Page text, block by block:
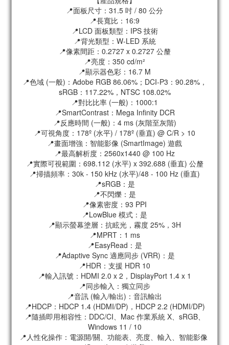
📍面板尺寸：31.5 吋 / 80 公分
📍長寬比：16:9
📍LCD 面板類型：IPS 技術
📍背光類型：W-LED 系統
📍像素間距：0.2727 x 0.2727 公釐
📍亮度：350 cd/m²
📍顯示器色彩：16.7 M
📍色域 (一般)：Adobe RGB 86.06%；DCI-P3：90.28%，
sRGB：117.22%，NTSC 108.02%
📍對比比率 (一般)：1000:1
📍SmartContrast：Mega Infinity DCR
📍反應時間 (一般)：4 ms (灰階至灰階)
📍可視角度：178º (水平) / 178º (垂直) @ C/R > 10
📍畫面增強：智能影像 (SmartImage) 遊戲
📍最高解析度：2560x1440 @ 100 Hz
📍實際可視範圍：698.112 (水平) x 392.688 (垂直) 公釐
📍掃描頻率：30k - 150 kHz (水平)/48 - 100 Hz (垂直)
📍sRGB：是
📍不閃爍：是
📍像素密度：93 PPI
📍LowBlue 模式：是
📍顯示螢幕塗層：抗眩光，霧度 25%，3H
📍MPRT：1 ms
📍EasyRead：是
📍Adaptive Sync 適應同步 (VRR)：是
📍HDR：支援 HDR 10
📍輸入訊號：HDMI 2.0 x 2，DisplayPort 1.4 x 1
📍同步輸入：獨立同步
📍音訊 (輸入/輸出)：音訊輸出
📍HDCP：HDCP 1.4 (HDMI/DP)，HDCP 2.2 (HDMI/DP)
📍隨插即用相容性：DDC/CI、Mac 作業系統 X、sRGB、
Windows 11 / 10
📍人性化操作：電源開/關、功能表、亮度、輸入、智能影像